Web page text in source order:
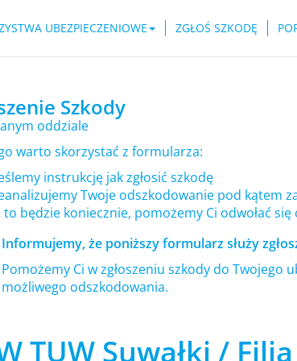
UBEZPIECZENIOWE ZGŁOŚ SZKODĘ
Szkody
oddziale
warto skorzystać z formularza:
instrukcję jak zgłosić szkodę
Twoje odszkodowanie pod kątem
będzie koniecznie, pomożemy Ci odwołać
Informujemy, że poniższy formularz służy
Pomożemy Ci w zgłoszeniu szkody do Twojego
możliwego odszkodowania.
TUW Suwałki /